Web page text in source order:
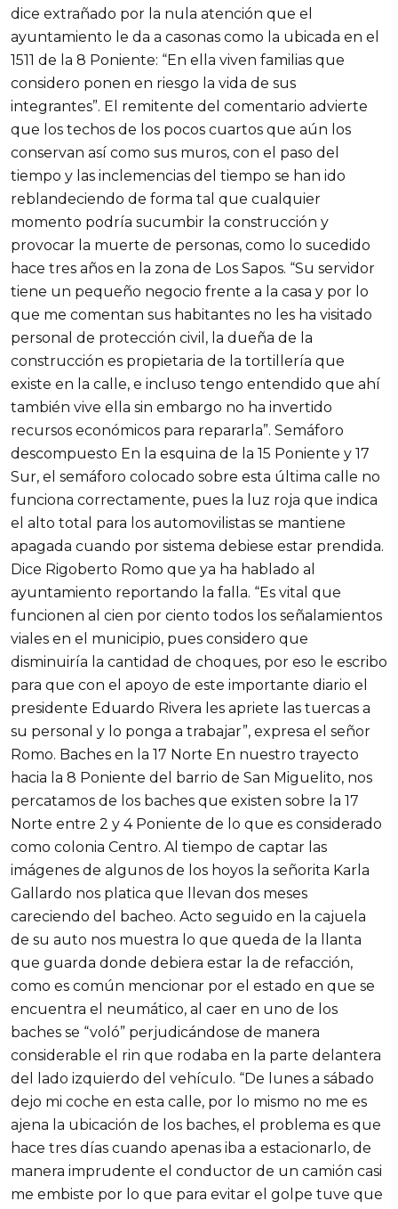
dice extrañado por la nula atención que el
ayuntamiento le da a casonas como la ubicada en el
1511 de la 8 Poniente: “En ella viven familias que
considero ponen en riesgo la vida de sus
integrantes”. El remitente del comentario advierte
que los techos de los pocos cuartos que aún los
conservan así como sus muros, con el paso del
tiempo y las inclemencias del tiempo se han ido
reblandeciendo de forma tal que cualquier
momento podría sucumbir la construcción y
provocar la muerte de personas, como lo sucedido
hace tres años en la zona de Los Sapos. “Su servidor
tiene un pequeño negocio frente a la casa y por lo
que me comentan sus habitantes no les ha visitado
personal de protección civil, la dueña de la
construcción es propietaria de la tortillería que
existe en la calle, e incluso tengo entendido que ahí
también vive ella sin embargo no ha invertido
recursos económicos para repararla”. Semáforo
descompuesto En la esquina de la 15 Poniente y 17
Sur, el semáforo colocado sobre esta última calle no
funciona correctamente, pues la luz roja que indica
el alto total para los automovilistas se mantiene
apagada cuando por sistema debiese estar prendida.
Dice Rigoberto Romo que ya ha hablado al
ayuntamiento reportando la falla. “Es vital que
funcionen al cien por ciento todos los señalamientos
viales en el municipio, pues considero que
disminuiría la cantidad de choques, por eso le escribo
para que con el apoyo de este importante diario el
presidente Eduardo Rivera les apriete las tuercas a
su personal y lo ponga a trabajar”, expresa el señor
Romo. Baches en la 17 Norte En nuestro trayecto
hacia la 8 Poniente del barrio de San Miguelito, nos
percatamos de los baches que existen sobre la 17
Norte entre 2 y 4 Poniente de lo que es considerado
como colonia Centro. Al tiempo de captar las
imágenes de algunos de los hoyos la señorita Karla
Gallardo nos platica que llevan dos meses
careciendo del bacheo. Acto seguido en la cajuela
de su auto nos muestra lo que queda de la llanta
que guarda donde debiera estar la de refacción,
como es común mencionar por el estado en que se
encuentra el neumático, al caer en uno de los
baches se “voló” perjudicándose de manera
considerable el rin que rodaba en la parte delantera
del lado izquierdo del vehículo. “De lunes a sábado
dejo mi coche en esta calle, por lo mismo no me es
ajena la ubicación de los baches, el problema es que
hace tres días cuando apenas iba a estacionarlo, de
manera imprudente el conductor de un camión casi
me embiste por lo que para evitar el golpe tuve que